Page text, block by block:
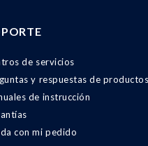
de servicios
y respuestas de productos
de instrucción
con mi pedido